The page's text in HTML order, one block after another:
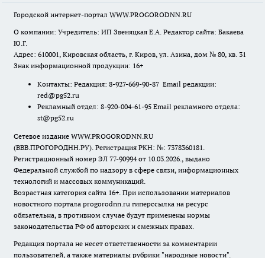
Городской интернет-портал WWW.PROGORODNN.RU
О компании: Учредитель: ИП Звеняцкая Е.А. Редактор сайта: Бакаева
Ю.Г.
Адрес: 610001, Кировская область, г. Киров, ул. Азина, дом № 80, кв. 31
Знак информационной продукции: 16+
Контакты: Редакция: 8-927-669-90-87 Email редакции:
red@pg52.ru
Рекламный отдел: 8-920-004-61-95 Email рекламного отдела:
st@pg52.ru
Сетевое издание WWW.PROGORODNN.RU
(ВВВ.ПРОГОРОДНН.РУ). Регистрация РКН: №: 7378360181.
Регистрационный номер ЭЛ 77-90994 от 10.03.2026., выдано
Федеральной службой по надзору в сфере связи, информационных
технологий и массовых коммуникаций.
Возрастная категория сайта 16+. При использовании материалов
новостного портала progorodnn.ru гиперссылка на ресурс
обязательна, в противном случае будут применены нормы
законодательства РФ об авторских и смежных правах.
Редакция портала не несет ответственности за комментарии
пользователей, а также материалы рубрики "народные новости".